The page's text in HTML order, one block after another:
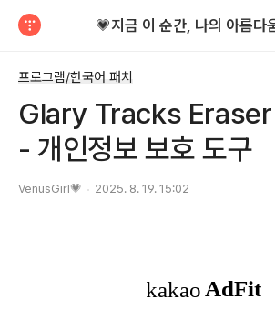
프로그램/한국어 패치
Glary Tracks
- 개인정보 보호 도구
VenusGirl💗 2025. 8. 19. 15:02